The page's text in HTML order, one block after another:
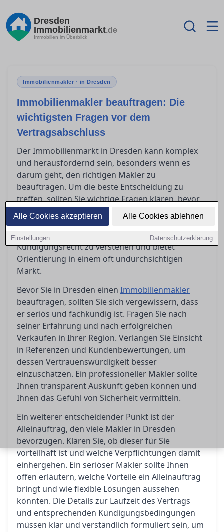
Alle Cookies akzeptieren Alle Cookies ablehnen
Einstellungen Datenschutzerklärung
Dresden
Immobilienmarkt.de
Immobilien im Überblick
Immobilienmakler · in Dresden
Immobilienmakler beauftragen: Die
wichtigsten Fragen vor dem
Vertragsabschluss
Der Immobilienmarkt in Dresden kann komplex
und herausfordernd sein, besonders wenn es
darum geht, den richtigen Makler zu
beauftragen. Um die beste Entscheidung zu
treffen, sollten Sie wichtige Fragen klären, bevor
Sie einen Vertrag unterschreiben. Dieser
Ratgeber hilft Ihnen dabei, die entscheidenden
Aspekte wie Alleinauftrag, Laufzeit und
Kündigungsrecht zu verstehen und bietet
Orientierung in einem oft undurchsichtigen
Markt.
Bevor Sie in Dresden einen Immobilienmakler
beauftragen, sollten Sie sich vergewissern, dass
er seriös und fachkundig ist. Fragen Sie nach
seiner Erfahrung und nach erfolgreichen
Verkäufen in Ihrer Region. Verlangen Sie Einsicht
in Referenzen und Kundenbewertungen, um
dessen Vertrauenswürdigkeit besser
einzuschätzen. Ein professioneller Makler sollte
Ihnen transparent Auskunft geben können und
Ihnen das Gefühl von Sicherheit vermitteln.
Ein weiterer entscheidender Punkt ist der
Alleinauftrag, den viele Makler in Dresden
bevorzugen. Klären Sie, ob dieser für Sie
vorteilhaft ist und welche Verpflichtungen damit
einhergehen. Ein seriöser Makler sollte Ihnen
offen erläutern, welche Vorteile ein Alleinauftrag
bringt und wie flexible Lösungen aussehen
könnten. Die Details zur Laufzeit des Vertrags
und entsprechenden Kündigungsbedingungen
müssen klar und verständlich formuliert sein, um